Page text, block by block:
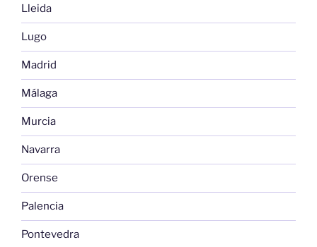
Lleida
Lugo
Madrid
Málaga
Murcia
Navarra
Orense
Palencia
Pontevedra